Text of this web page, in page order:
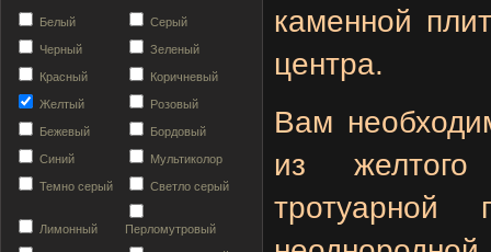
Белый Серый
Черный Зеленый
Красный Коричневый
Желтый Розовый
Бежевый Бордовый
Синий Мультиколор
Темно серый Светло серый
Лимонный Перломутровый
каменной
центра.
Вам
из желтого
тротуарной